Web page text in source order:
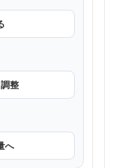
整
へ